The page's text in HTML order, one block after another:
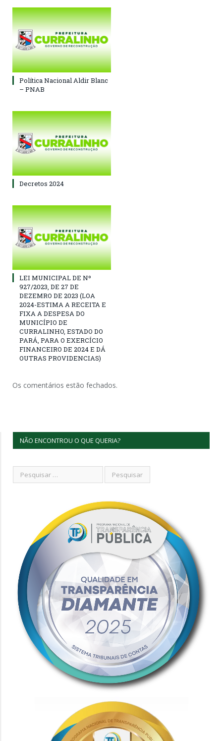
Política Nacional Aldir Blanc
– PNAB
Decretos 2024
LEI MUNICIPAL DE Nº
927/2023, DE 27 DE
DEZEMRO DE 2023 (LOA
2024-ESTIMA A RECEITA E
FIXA A DESPESA DO
MUNICÍPIO DE
CURRALINHO, ESTADO DO
PARÁ, PARA O EXERCÍCIO
FINANCEIRO DE 2024 E DÁ
OUTRAS PROVIDENCIAS)
Os comentários estão fechados.
NÃO ENCONTROU O QUE QUERIA?